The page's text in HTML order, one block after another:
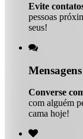
Evite
pessoas
seus!

Mensagens
Converse
com alguém
cama hoje!
